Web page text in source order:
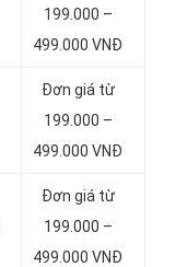
199.000 –
499.000 VNĐ
Đơn giá từ
199.000 –
499.000 VNĐ
Đơn giá từ
199.000 –
499.000 VNĐ